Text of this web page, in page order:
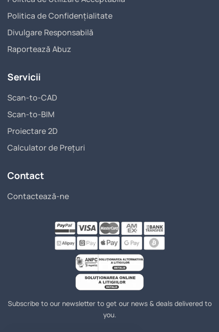
Politica de Confidențialitate
Divulgare Responsabilă
Raportează Abuz
Servicii
Scan-to-CAD
Scan-to-BIM
Proiectare 2D
Calculator de Prețuri
Contact
Contactează-ne
Subscribe to our newsletter to get our news & deals delivered to
you.